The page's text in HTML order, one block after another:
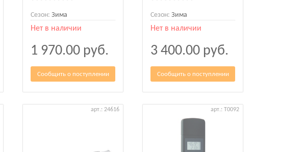
Сезон: Зима
Нет в наличии
1 970.00 руб.
Сообщить о поступлении
Сезон: Зима
Нет в наличии
3 400.00 руб.
Сообщить о поступлении
арт.: 24616 арт.: T0092